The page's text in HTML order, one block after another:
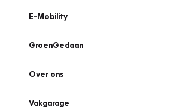
E-Mobility
GroenGedaan
Over ons
Vakgarage